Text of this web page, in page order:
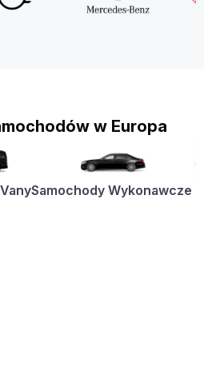
w Europa
Samochody Wykonawcze